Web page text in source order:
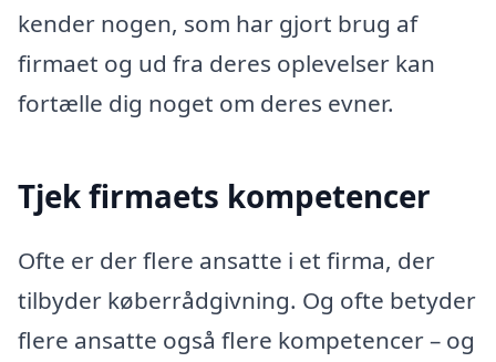
kender nogen, som har gjort brug af
firmaet og ud fra deres oplevelser kan
fortælle dig noget om deres evner.
Tjek firmaets kompetencer
Ofte er der flere ansatte i et firma, der
tilbyder køberrådgivning. Og ofte betyder
flere ansatte også flere kompetencer – og